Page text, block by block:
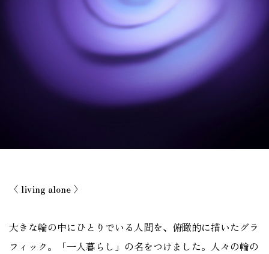
〈 living alone 〉
大きな輪の中にひとりでいる人間を、俯瞰的に描いたグラ
フィック。「一人暮らし」の名をつけました。人々の輪の